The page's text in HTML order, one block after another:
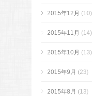
2015年12月 (10)
2015年11月 (14)
2015年10月 (13)
2015年9月 (23)
2015年8月 (13)